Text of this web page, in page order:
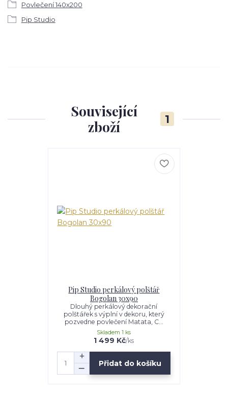
Povlečení 140x200
Pip Studio
Související
zboží
1
Pip Studio perkálový polštář
Bogolan 30x90
Dlouhý perkálový dekorační
polštářek s výplní v dekoru, který
pozvedne povlečení Matata, C...
1 499 Kč/ks
Skladem 1 ks
Přidat do košíku